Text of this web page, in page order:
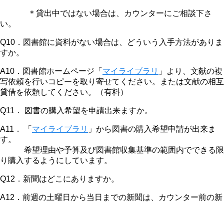
＊貸出中ではない場合は、カウンターにご相談下さ
い。
Q10．図書館に資料がない場合は、どういう入手方法がありま
すか。
A10．図書館ホームページ「 マイライブラリ 」より、文献の複
写依頼を行いコピーを取り寄せてください。または文献の相互
貸借を依頼してください。（有料）
Q11． 図書の購入希望を申請出来ますか。
A11． 「 マイライブラリ 」から図書の購入希望申請が出来ま
す。
希望理由や予算及び図書館収集基準の範囲内でできる限
り購入するようにしています。
Q12．新聞はどこにありますか。
A12．前週の土曜日から当日までの新聞は、カウンター前の新